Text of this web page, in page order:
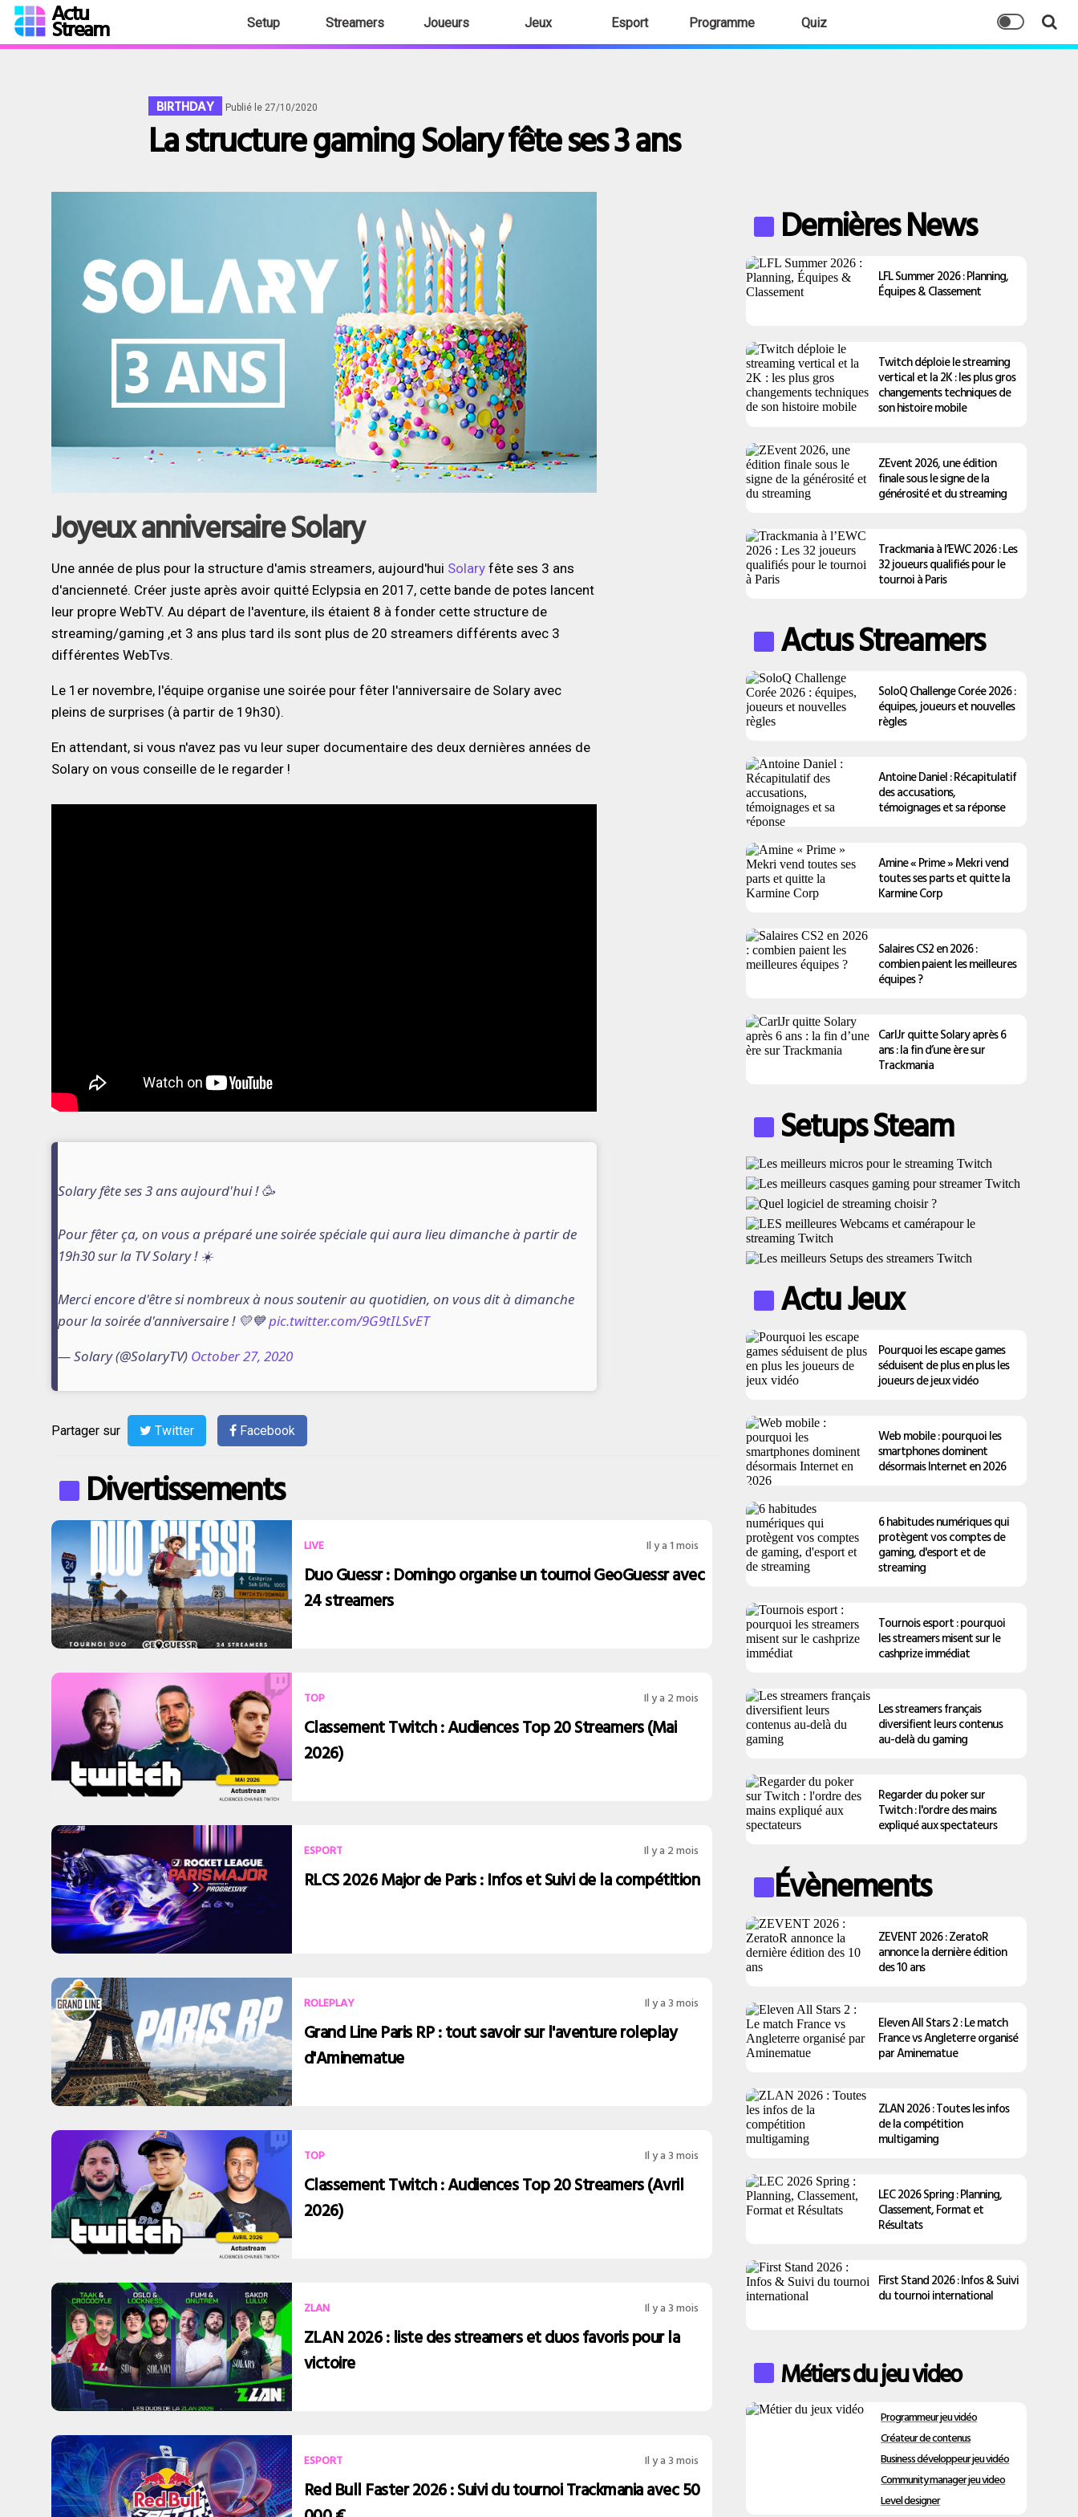
Actu
Stream Setup Streamers Joueurs Jeux Esport Programme Quiz
BIRTHDAY Publié le 27/10/2020
La structure gaming Solary fête ses 3 ans
Joyeux anniversaire Solary
Une année de plus pour la structure d'amis streamers, aujourd'hui Solaryfête ses 3 ans
d'ancienneté. Créer juste après avoir quitté Eclypsia en 2017, cette bande de potes lancent
leur propre WebTV. Au départ de l'aventure, ils étaient 8 à fonder cette structure de
streaming/gaming ,et 3 ans plus tard ils sont plus de 20 streamers différents avec 3
différentes WebTvs.
Le 1er novembre, l'équipe organise une soirée pour fêter l'anniversaire de Solary avec
pleins de surprises (à partir de 19h30).
En attendant, si vous n'avez pas vu leur super documentaire des deux dernières années de
Solary on vous conseille de le regarder !
Solary fête ses 3 ans aujourd'hui ! 🥳
Pour fêter ça, on vous a préparé une soirée spéciale qui aura lieu dimanche à partir de
19h30 sur la TV Solary ! ☀️
Merci encore d'être si nombreux à nous soutenir au quotidien, on vous dit à dimanche
pour la soirée d'anniversaire ! 💛💙pic.twitter.com/9G9tILSvET
— Solary (@SolaryTV) October 27, 2020
Partager sur Twitter Facebook
Divertissements
LIVE Il y a 1 mois
Duo Guessr : Domingo organise un tournoi GeoGuessr avec
24 streamers
TOP Il y a 2 mois
Classement Twitch : Audiences Top 20 Streamers (Mai
2026)
ESPORT Il y a 2 mois
RLCS 2026 Major de Paris : Infos et Suivi de la compétition
ROLEPLAY Il y a 3 mois
Grand Line Paris RP : tout savoir sur l'aventure roleplay
d'Aminematue
TOP Il y a 3 mois
Classement Twitch : Audiences Top 20 Streamers (Avril
2026)
ZLAN Il y a 3 mois
ZLAN 2026 : liste des streamers et duos favoris pour la
victoire
ESPORT Il y a 3 mois
Red Bull Faster 2026 : Suivi du tournoi Trackmania avec 50
Dernières News
LFL Summer 2026 : Planning,
Équipes & Classement
Twitch déploie le streaming
vertical et la 2K : les plus gros
changements techniques de
son histoire mobile
ZEvent 2026, une édition
finale sous le signe de la
générosité et du streaming
Trackmania à l’EWC 2026 : Les
32 joueurs qualifiés pour le
tournoi à Paris
Actus Streamers
SoloQ Challenge Corée 2026 :
équipes, joueurs et nouvelles
règles
Antoine Daniel : Récapitulatif
des accusations,
témoignages et sa réponse
Amine « Prime » Mekri vend
toutes ses parts et quitte la
Karmine Corp
Salaires CS2 en 2026 :
combien paient les meilleures
équipes ?
CarlJr quitte Solary après 6
ans : la fin d’une ère sur
Trackmania
Setups Steam
Actu Jeux
Pourquoi les escape games
séduisent de plus en plus les
joueurs de jeux vidéo
Web mobile : pourquoi les
smartphones dominent
désormais Internet en 2026
6 habitudes numériques qui
protègent vos comptes de
gaming, d'esport et de
streaming
Tournois esport : pourquoi
les streamers misent sur le
cashprize immédiat
Les streamers français
diversifient leurs contenus
au-delà du gaming
Regarder du poker sur
Twitch : l'ordre des mains
expliqué aux spectateurs
Évènements
ZEVENT 2026 : ZeratoR
annonce la dernière édition
des 10 ans
Eleven All Stars 2 : Le match
France vs Angleterre organisé
par Aminematue
ZLAN 2026 : Toutes les infos
de la compétition
multigaming
LEC 2026 Spring : Planning,
Classement, Format et
Résultats
First Stand 2026 : Infos & Suivi
du tournoi international
Métiers du jeu video
Programmeur jeu vidéo
Créateur de contenus
Business développeur jeu vidéo
Community manager jeu video
Level designer